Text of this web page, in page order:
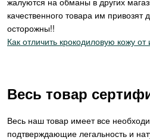
качественного товара им
осторожны!!
Как отличить крокодиловую кожу
Весь товар
Весь наш товар имеет все
подтверждающие легальность и